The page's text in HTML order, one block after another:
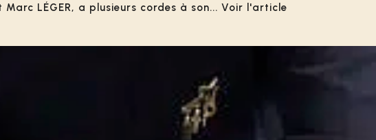
LÉGER, a plusieurs cordes à son... Voir l'article